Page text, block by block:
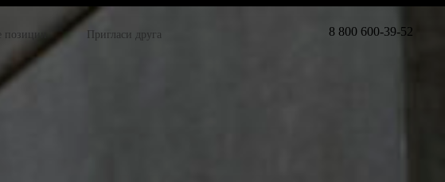
позиции Пригласи друга 8 800 600-39-52